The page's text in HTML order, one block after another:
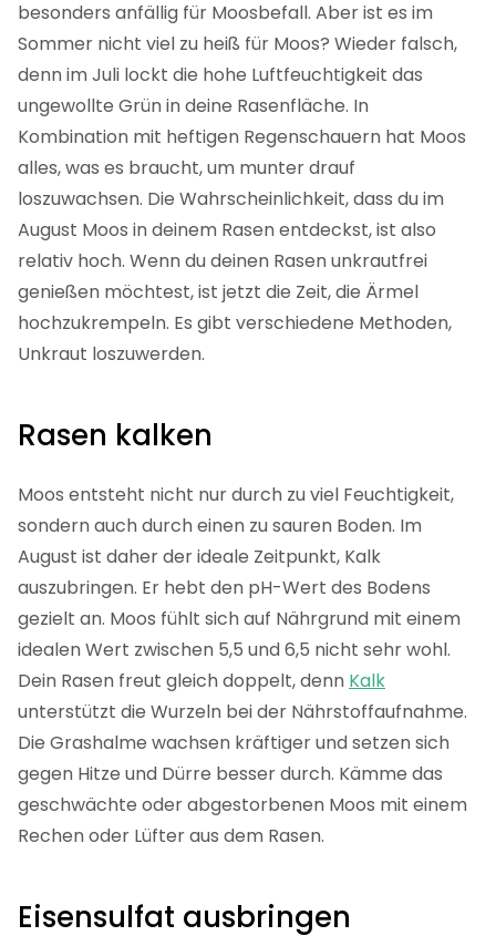
besonders anfällig für Moosbefall. Aber ist es im
Sommer nicht viel zu heiß für Moos? Wieder falsch,
denn im Juli lockt die hohe Luftfeuchtigkeit das
ungewollte Grün in deine Rasenfläche. In
Kombination mit heftigen Regenschauern hat Moos
alles, was es braucht, um munter drauf
loszuwachsen. Die Wahrscheinlichkeit, dass du im
August Moos in deinem Rasen entdeckst, ist also
relativ hoch. Wenn du deinen Rasen unkrautfrei
genießen möchtest, ist jetzt die Zeit, die Ärmel
hochzukrempeln. Es gibt verschiedene Methoden,
Unkraut loszuwerden.
Rasen kalken
Moos entsteht nicht nur durch zu viel Feuchtigkeit,
sondern auch durch einen zu sauren Boden. Im
August ist daher der ideale Zeitpunkt, Kalk
auszubringen. Er hebt den pH-Wert des Bodens
gezielt an. Moos fühlt sich auf Nährgrund mit einem
idealen Wert zwischen 5,5 und 6,5 nicht sehr wohl.
Dein Rasen freut gleich doppelt, denn Kalk
unterstützt die Wurzeln bei der Nährstoffaufnahme.
Die Grashalme wachsen kräftiger und setzen sich
gegen Hitze und Dürre besser durch. Kämme das
geschwächte oder abgestorbenen Moos mit einem
Rechen oder Lüfter aus dem Rasen.
Eisensulfat ausbringen